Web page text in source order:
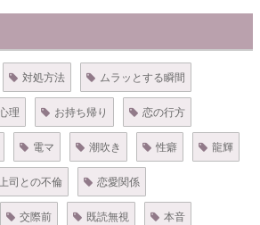
対処方法 ムラッとする瞬間
理 お持ち帰り 恋の行方
電マ 潮吹き 性癖 龍輝
上司との不倫 恋愛関係
交際前 既読無視 本音